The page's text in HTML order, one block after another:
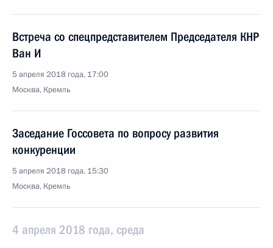
Встреча со спецпредставителем Председателя КНР
Ван И
5 апреля 2018 года, 17:00
Москва, Кремль
Заседание Госсовета по вопросу развития
конкуренции
5 апреля 2018 года, 15:30
Москва, Кремль
4 апреля 2018 года, среда